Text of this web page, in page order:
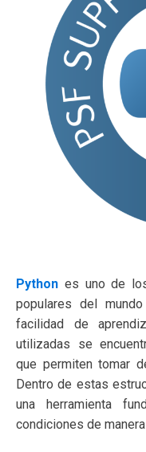
Python es uno de
populares del
facilidad de
utilizadas se
que permiten tomar
Dentro de estas
una herramienta
condiciones de